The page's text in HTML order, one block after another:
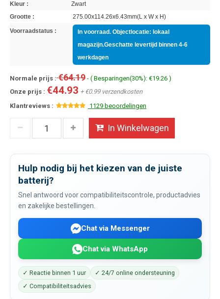
Kleur :
Zwart
Grootte :
275.00x114.26x6.43mm(L x W x H)
Voorraadstatus :
In voorraad. Objectlocatie: lokaal
magazijn.Geschatte levertijd binnen 4-6
werkdagen
Normale prijs :€64.19 - ( Besparingen(30%): €19.26 )
Onze prijs : €44.93 + €0.99 verzendkosten
Klantreviews :
1129 beoordelingen
In Winkelwagen
Hulp nodig bij het kiezen van de juiste
batterij?
Snel antwoord voor compatibiliteitscontrole, productadvies
en zakelijke bestellingen.
Chat via Messenger
Chat via WhatsApp
✓ Reactie binnen 1 uur
✓ 24/7 online ondersteuning
✓ Compatibiliteitsadvies